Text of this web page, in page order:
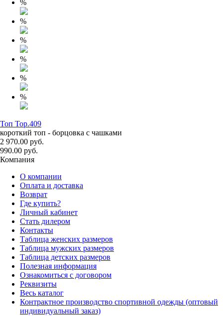
%
%
%
%
%
%
Топ Top.409
короткий топ - борцовка с чашками
2 970.00 руб.
990.00 руб.
Компания
О компании
Оплата и доставка
Возврат
Где купить?
Личный кабинет
Стать дилером
Контакты
Таблица женских размеров
Таблица мужских размеров
Таблица детских размеров
Полезная информация
Ознакомиться с договором
Реквизиты
Весь каталог
Контрактное производство спортивной одежды (оптовый
индивидуальный заказ)